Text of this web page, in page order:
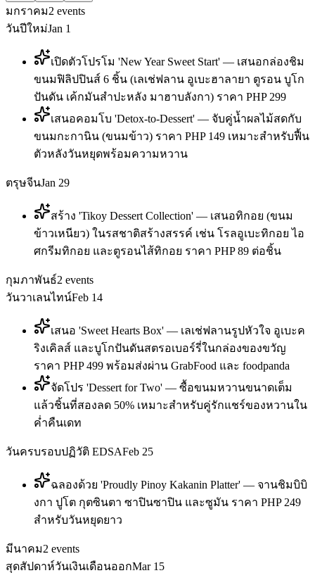
มกราคม2 events
วันปีใหม่Jan 1
เปิดตัวโปรโม 'New Year Sweet Start' — เสนอกล่องชิม
ขนมฟิลิปปินส์ 6 ชิ้น (เลเช่ฟลาน อูเบะฮาลายา ตูรอน บูโก
ปันดัน เค้กมันสำปะหลัง มาฮาบลังกา) ราคา PHP 299
เสนอคอมโบ 'Detox-to-Dessert' — จับคู่น้ำผลไม้สดกับ
ขนมกะกานิน (ขนมข้าว) ราคา PHP 149 เหมาะสำหรับฟื้น
ตัวหลังวันหยุดพร้อมความหวาน
ตรุษจีนJan 29
สร้าง 'Tikoy Dessert Collection' — เสนอทิกอย (ขนม
ข้าวเหนียว) ในรสชาติสร้างสรรค์ เช่น โรลอูเบะทิกอย ไอ
ศกรีมทิกอย และตูรอนไส้ทิกอย ราคา PHP 89 ต่อชิ้น
กุมภาพันธ์2 events
วันวาเลนไทน์Feb 14
เสนอ 'Sweet Hearts Box' — เลเช่ฟลานรูปหัวใจ อูเบะค
ริงเคิลส์ และบูโกปันดันสตรอเบอร์รี่ในกล่องของขวัญ
ราคา PHP 499 พร้อมส่งผ่าน GrabFood และ foodpanda
จัดโปร 'Dessert for Two' — ซื้อขนมหวานขนาดเต็ม
แล้วชิ้นที่สองลด 50% เหมาะสำหรับคู่รักแชร์ของหวานใน
ค่ำคืนเดท
วันครบรอบปฏิวัติ EDSAFeb 25
ฉลองด้วย 'Proudly Pinoy Kakanin Platter' — จานชิมบิบิ
งกา ปูโต กุตซินตา ซาปินซาปิน และซูมัน ราคา PHP 249
สำหรับวันหยุดยาว
มีนาคม2 events
สุดสัปดาห์วันเงินเดือนออกMar 15